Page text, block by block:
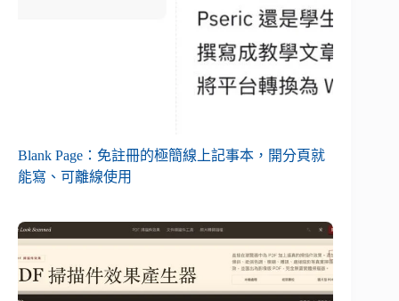
Blank Page：免註冊的極簡線上記事本，開分頁就
能寫、可離線使用